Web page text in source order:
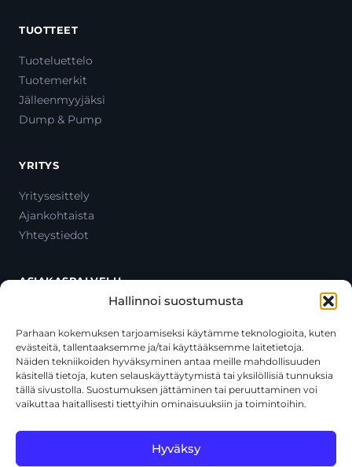
Hallinnoi suostumusta
Parhaan kokemuksen tarjoamiseksi käytämme teknologioita, kuten
evästeitä, tallentaaksemme ja/tai käyttääksemme laitetietoja.
Näiden tekniikoiden hyväksyminen antaa meille mahdollisuuden
käsitellä tietoja, kuten selauskäyttäytymistä tai yksilöllisiä tunnuksia
tällä sivustolla. Suostumuksen jättäminen tai peruuttaminen voi
vaikuttaa haitallisesti tiettyihin ominaisuuksiin ja toimintoihin.
Hyväksy
TUOTTEET
Tuoteluettelo
Tuotemerkit
Jälleenmyyjäksi
Dump & Pump
YRITYS
Yritysesittely
Ajankohtaista
Yhteystiedot
ASIAKASPALVELU
Oma tili
Maksutavat
Toimitustavat
Usein kysytyt kysymykset
+358 44 270 3795
asiakaspalvelu@toolcat.fi